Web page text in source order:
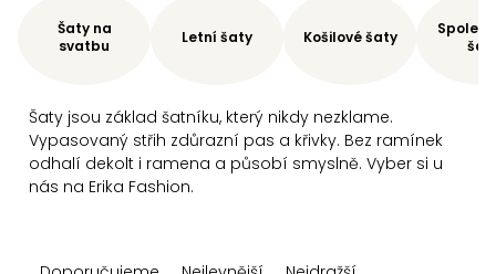
Šaty jsou základ šatníku, který nikdy nezklame.
Vypasovaný střih zdůrazní pas a křivky. Bez ramínek
odhalí dekolt i ramena a působí smyslně. Vyber si u
nás na Erika Fashion.
Šaty na
svatbu
Letní šaty Košilové šaty